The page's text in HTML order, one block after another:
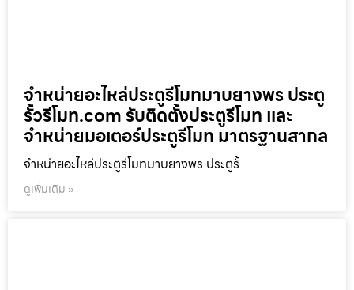
จำหน่ายอะไหล่ประตูรีโมทมาบยางพร ประตู
รั้วรีโมท.com รับติดตั้งประตูรีโมท และ
จำหน่ายมอเตอร์ประตูรีโมท มาตรฐานสากล
จำหน่ายอะไหล่ประตูรีโมทมาบยางพร ประตูรั้
ดูเพิ่มเติม »